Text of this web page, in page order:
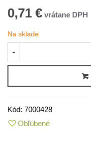
0,71 €
Na sklade
-
Kód: 7000428
Obľúbené